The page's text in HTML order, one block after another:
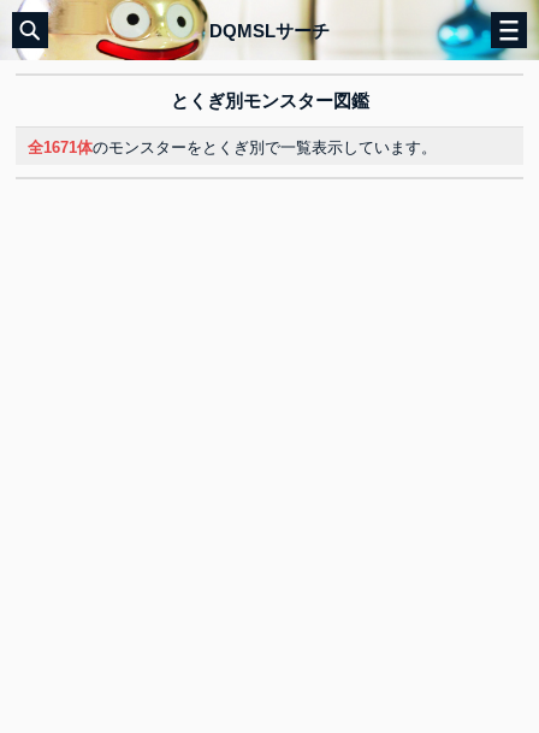
DQMSLサーチ
とくぎ別モンスター図鑑
全1671体のモンスターをとくぎ別で一覧表示しています。